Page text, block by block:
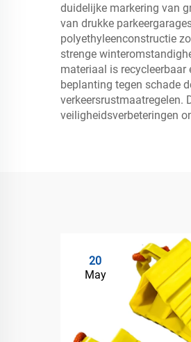
duidelijke markering van
van drukke
polyethyleenconstructie
strenge
materiaal is
beplanting tegen schade
verkeersrustmaatregelen.
veiligheidsverbeteringen
20
May